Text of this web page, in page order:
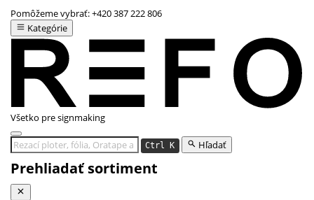
Pomôžeme vybrať:+420 387 222 806
Kategórie
Všetko pre signmaking
Ctrl K Hľadať
Prehliadať sortiment